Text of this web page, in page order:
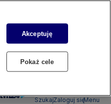
SzukajZaloguj sięMenu
Akceptuję
Pokaż cele